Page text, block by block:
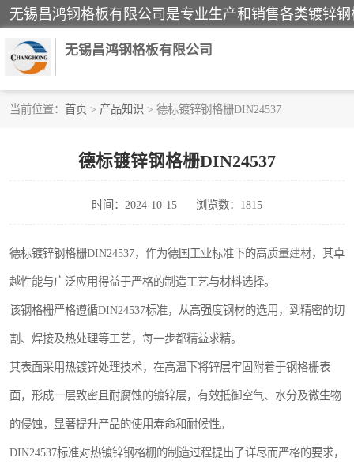
无锡昌鸿钢格板有限公司
当前位置： 首页 > 产品知识 > 德标镀锌钢格栅DIN24537
德标镀锌钢格栅DIN24537
时间：2024-10-15 浏览数：1815
德标镀锌钢格栅DIN24537，作为德国工业标准下的高质量建材，其卓
越性能与广泛应用得益于严格的制造工艺与材料选择。
该钢格栅严格遵循DIN24537标准，从高强度钢材的选用，到精密的切
割、焊接及热处理等工艺，每一步都精益求精。
其表面采用热镀锌处理技术，在高温下将锌层牢固附着于钢格栅表
面，形成一层致密且耐腐蚀的镀锌层，有效抵御空气、水分及微生物
的侵蚀，显著提升产品的使用寿命和耐候性。
DIN24537标准对热镀锌钢格栅的制造过程提出了详尽而严格的要求，
齿形钢格板
热镀锌钢格板
钢格栅踏步板
整流格栅